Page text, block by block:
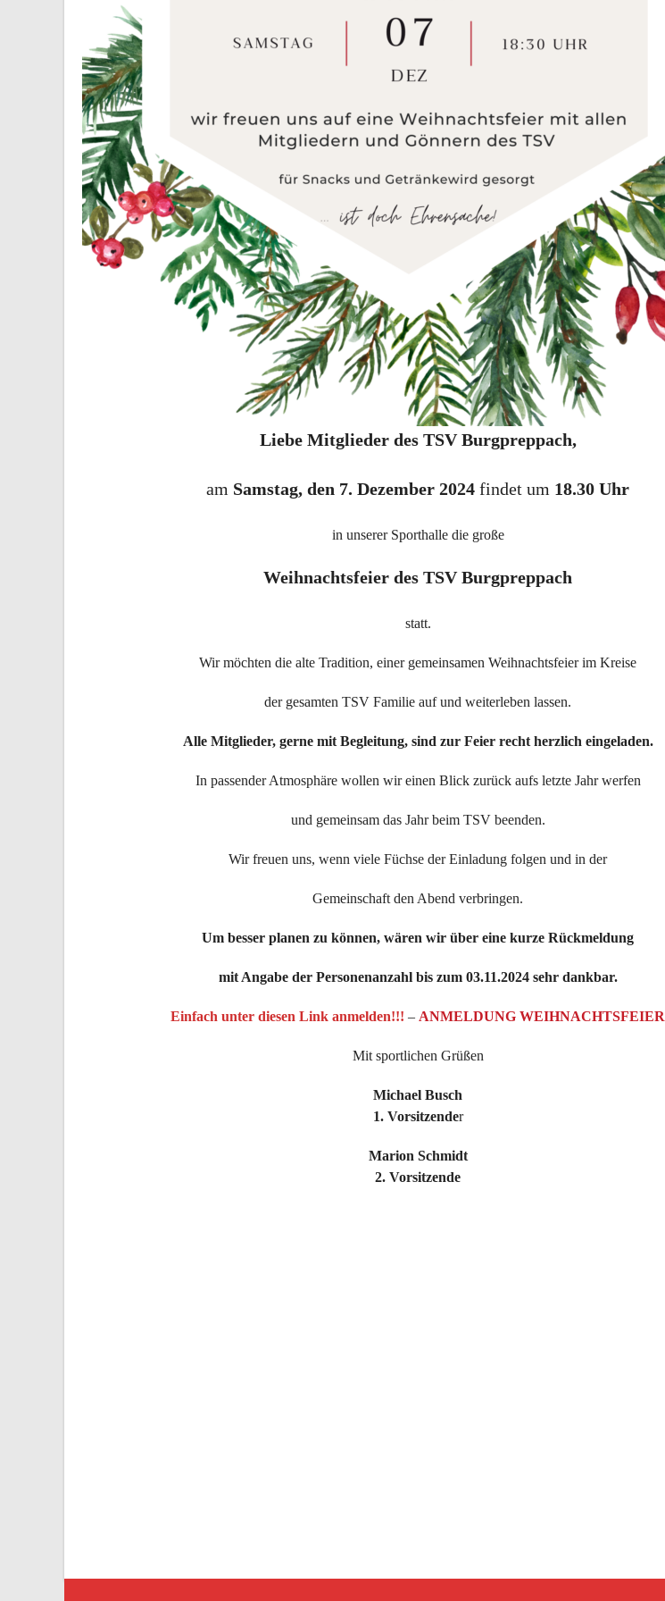
Liebe Mitglieder des TSV Burgpreppach,
am Samstag, den 7. Dezember 2024 findet um 18.30 Uhr
in unserer Sporthalle die große
Weihnachtsfeier des TSV Burgpreppach
statt.
Wir möchten die alte Tradition, einer gemeinsamen Weihnachtsfeier im Kreise
der gesamten TSV Familie auf und weiterleben lassen.
Alle Mitglieder, gerne mit Begleitung, sind zur Feier recht herzlich eingeladen.
In passender Atmosphäre wollen wir einen Blick zurück aufs letzte Jahr werfen
und gemeinsam das Jahr beim TSV beenden.
Wir freuen uns, wenn viele Füchse der Einladung folgen und in der
Gemeinschaft den Abend verbringen.
Um besser planen zu können, wären wir über eine kurze Rückmeldung
mit Angabe der Personenanzahl bis zum 03.11.2024 sehr dankbar.
Einfach unter diesen Link anmelden!!! – ANMELDUNG WEIHNACHTSFEIER
Mit sportlichen Grüßen
Michael Busch
1. Vorsitzender
Marion Schmidt
2. Vorsitzende